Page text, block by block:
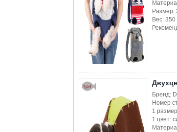
Размер:
Вес: 350
Бренд:
Номер
1
1 цвет: